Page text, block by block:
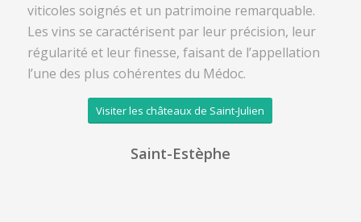
viticoles soignés et un patrimoine remarquable.
Les vins se caractérisent par leur précision, leur
régularité et leur finesse, faisant de l’appellation
l’une des plus cohérentes du Médoc.
Visiter les châteaux de Saint-Julien
Saint-Estèphe